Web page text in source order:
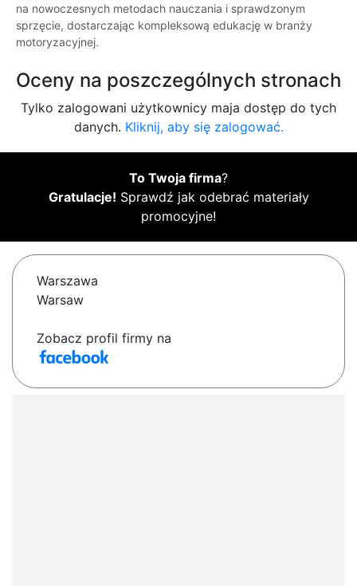
na nowoczesnych metodach nauczania i sprawdzonym
sprzęcie, dostarczając kompleksową edukację w branży
motoryzacyjnej.
Oceny na poszczególnych stronach
Tylko zalogowani użytkownicy maja dostęp do tych
danych. Kliknij, aby się zalogować.
To Twoja firma?
Gratulacje! Sprawdź jak odebrać materiały
promocyjne!
Warszawa
Warsaw
Zobacz profil firmy na